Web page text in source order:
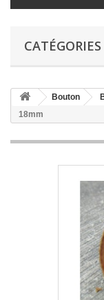
CATÉGORIES
Bouton
18mm